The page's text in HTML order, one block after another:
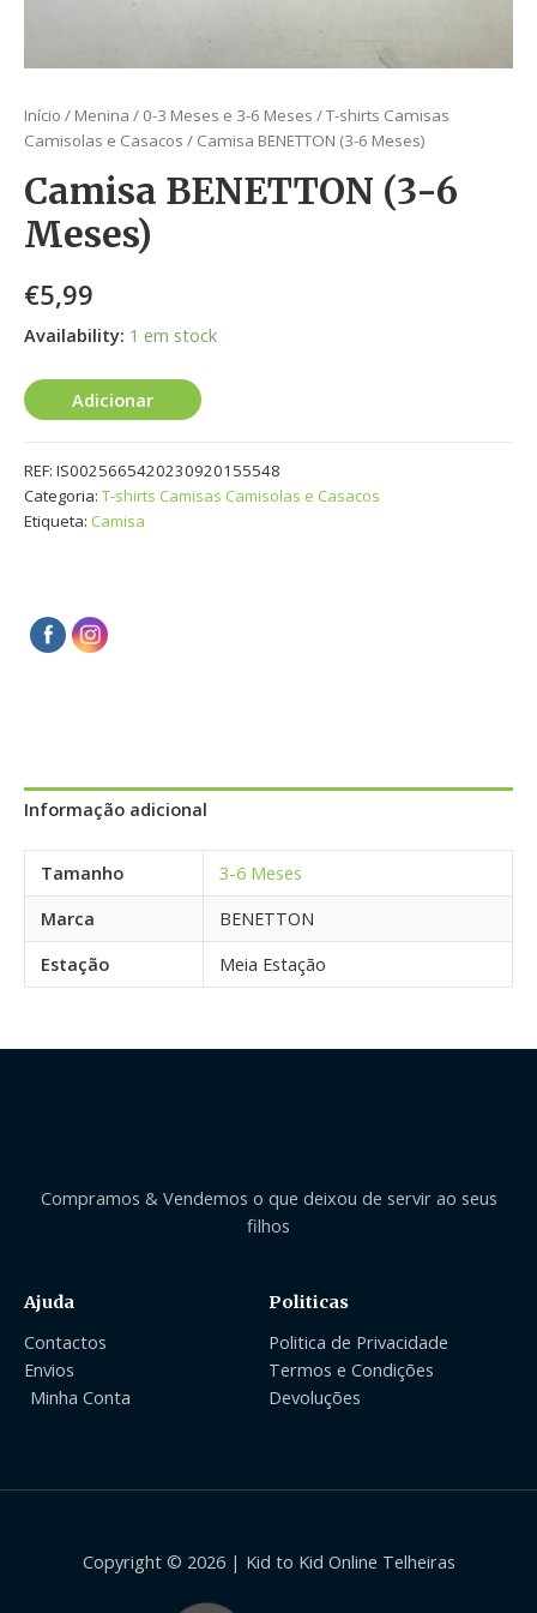
Início / Menina / 0-3 Meses e 3-6 Meses /T-shirts Camisas
Camisolas e Casacos / Camisa BENETTON (3-6 Meses)
Camisa BENETTON (3-6
Meses)
€5,99
Availability: 1 em stock
Adicionar
REF: IS0025665420230920155548
Categoria: T-shirts Camisas Camisolas e Casacos
Etiqueta: Camisa
Informação adicional
Tamanho
3-6 Meses
Marca
BENETTON
Estação
Meia Estação
Compramos & Vendemos o que deixou de servir ao seus
filhos
Ajuda
Contactos
Envios
Minha Conta
Politicas
Politica de Privacidade
Termos e Condições
Devoluções
Copyright © 2026 | Kid to Kid Online Telheiras